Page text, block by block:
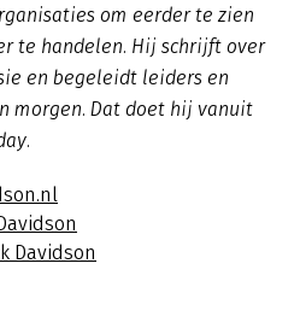
om eerder te zien
te handelen. Hij schrijft over
en begeleidt leiders en
morgen. Dat doet hij vanuit
Davidson